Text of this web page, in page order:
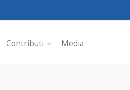
Contributi Media